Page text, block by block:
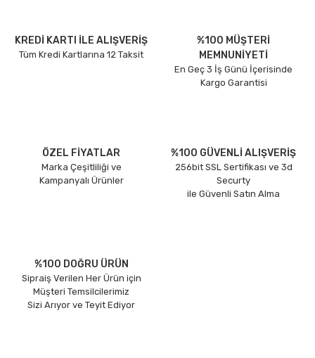
KREDİ KARTI İLE ALIŞVERİŞ
Tüm Kredi Kartlarına 12 Taksit
%100 MÜŞTERİ
MEMNUNİYETİ
En Geç 3 İş Günü İçerisinde
Kargo Garantisi
ÖZEL FİYATLAR
Marka Çeşitliliği ve
Kampanyalı Ürünler
%100 GÜVENLİ ALIŞVERİŞ
256bit SSL Sertifikası ve 3d
Securty
ile Güvenli Satın Alma
%100 DOĞRU ÜRÜN
Sipraiş Verilen Her Ürün için
Müşteri Temsilcilerimiz
Sizi Arıyor ve Teyit Ediyor